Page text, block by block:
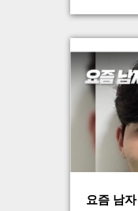
요즘 남